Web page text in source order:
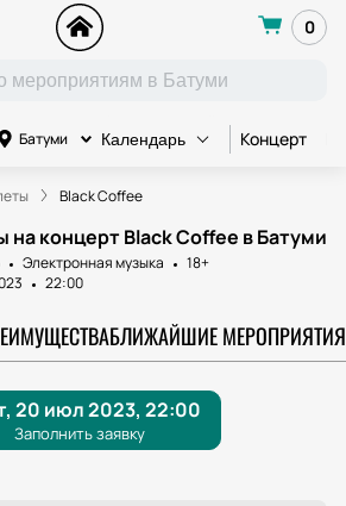
0
Батуми Календарь Концерт
Black Coffee
на концерт Black Coffee в Батуми
Электронная музыка
18+
22:00
БЛИЖАЙШИЕ МЕРОПРИЯТИЯ